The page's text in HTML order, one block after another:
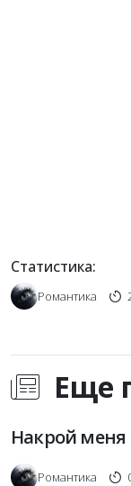
Статистика:
Романтика
Еще
Накрой меня
Романтика